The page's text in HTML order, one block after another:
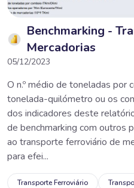
Benchmarking -
Mercadorias
05/12/2023
O n.º médio de toneladas por
tonelada-quilómetro ou os
dos indicadores deste
de benchmarking com outros
ao transporte ferroviário de
para efei...
Transporte Ferroviário